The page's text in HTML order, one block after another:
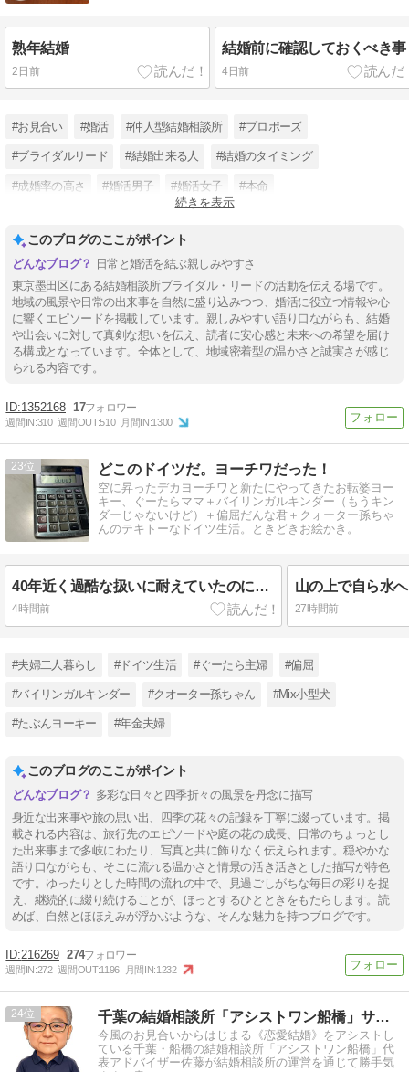
熟年結婚
2日前
結婚前に確認しておくべき事
4日前
#お見合い #婚活 #仲人型結婚相談所 #プロポーズ
#ブライダルリード #結婚出来る人 #結婚のタイミング
#成婚率の高さ #婚活男子 #婚活女子 #本命
続きを表示
このブログのここがポイント
日常と婚活を結ぶ親しみやすさ
東京墨田区にある結婚相談所ブライダル・リードの活動を伝える場です。
地域の風景や日常の出来事を自然に盛り込みつつ、婚活に役立つ情報や心
に響くエピソードを掲載しています。親しみやすい語り口ながらも、結婚
や出会いに対して真剣な想いを伝え、読者に安心感と未来への希望を届け
る構成となっています。全体として、地域密着型の温かさと誠実さが感じ
られる内容です。
1352168 17
週間IN:310 週間OUT:510 月間IN:1300
23 どこのドイツだ。ヨーチワだった！
空に昇ったデカヨーチワと新たにやってきたお転婆ヨー
キー、ぐーたらママ＋バイリンガルキンダー（もうキン
ダーじゃないけど）＋偏屈だんな君＋クォーター孫ちゃ
んのテキトーなドイツ生活。ときどきお絵かき。
40年近く過酷な扱いに耐えていたのに、ここにきて、、、
4時間前
山の上で自ら水へ
27時間前
#夫婦二人暮らし #ドイツ生活 #ぐーたら主婦 #偏屈
#バイリンガルキンダー #クオーター孫ちゃん #Mix小型犬
#たぶんヨーキー #年金夫婦
このブログのここがポイント
多彩な日々と四季折々の風景を丹念に描写
身近な出来事や旅の思い出、四季の花々の記録を丁寧に綴っています。掲
載される内容は、旅行先のエピソードや庭の花の成長、日常のちょっとし
た出来事まで多岐にわたり、写真と共に飾りなく伝えられます。穏やかな
語り口ながらも、そこに流れる温かさと情景の活き活きとした描写が特色
です。ゆったりとした時間の流れの中で、見過ごしがちな毎日の彩りを捉
え、継続的に綴り続けることが、ほっとするひとときをもたらします。読
めば、自然とほほえみが浮かぶような、そんな魅力を持つブログです。
216269 274
週間IN:272 週間OUT:1196 月間IN:1232
24 千葉の結婚相談所「アシストワン船橋」サトウから！
今風のお見合いからはじまる《恋愛結婚》をアシストし
ている千葉・船橋の結婚相談所「アシストワン船橋」代
表アドバイザー佐藤が結婚相談所の運営を通じて勝手気